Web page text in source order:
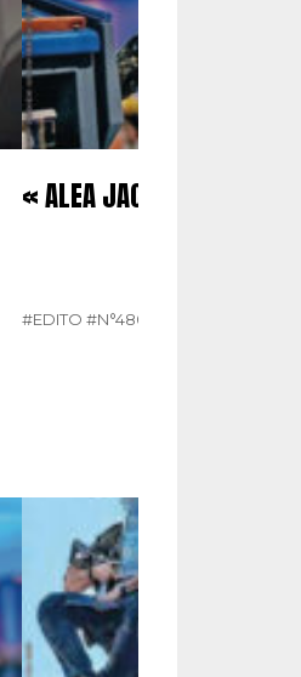
« ALEA JACTA EST »
#EDITO #N°480